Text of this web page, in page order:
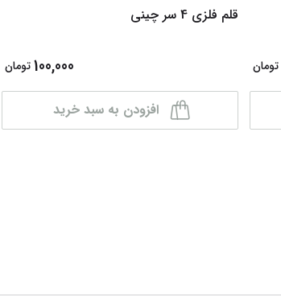
تومان
قلم فلزی 4 سر چینی
100,000 تومان
افزودن به سبد خرید